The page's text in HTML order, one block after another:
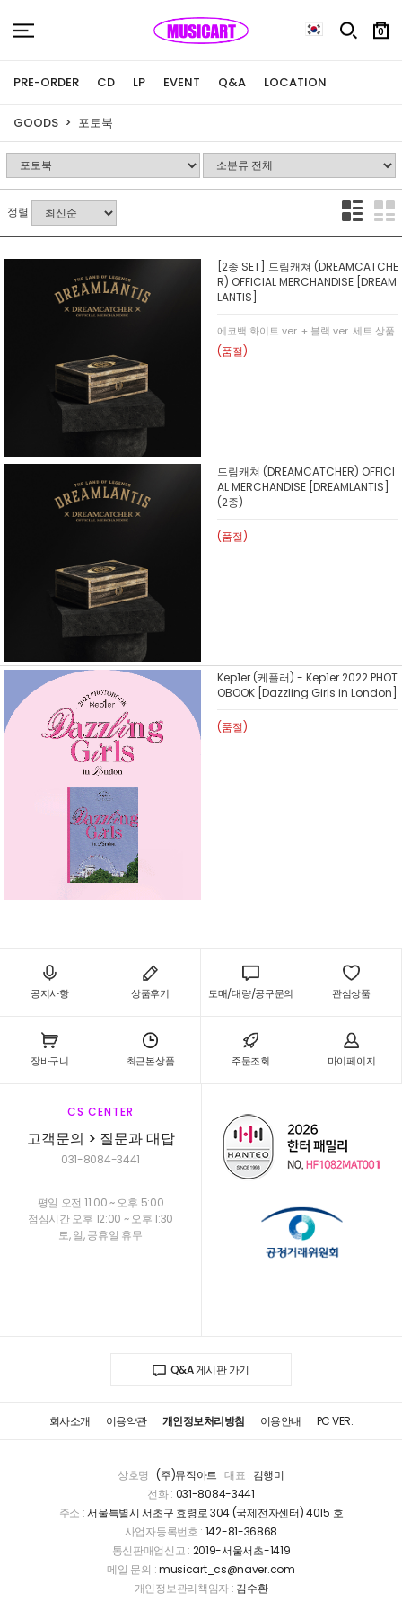
0
PRE-ORDER CD LP EVENT Q&A LOCATION
GOODS 포토북
정렬
[2종 SET] 드림캐쳐 (DREAMCATCHE
R) OFFICIAL MERCHANDISE [DREAM
LANTIS]
에코백 화이트 ver. + 블랙 ver. 세트 상품
(품절)
드림캐쳐 (DREAMCATCHER) OFFICI
AL MERCHANDISE [DREAMLANTIS]
(2종)
(품절)
Kep1er (케플러) - Kep1er 2022 PHOT
OBOOK [Dazzling Girls in London]
(품절)
공지사항 상품후기 도매/대량/공구문의 관심상품
장바구니 최근본상품 주문조회 마이페이지
CS CENTER
고객문의 > 질문과 대답
031-8084-3441
평일 오전 11:00 ~ 오후 5:00
점심시간 오후 12:00 ~ 오후 1:30
토, 일, 공휴일 휴무
Q&A 게시판 가기
회사소개 이용약관 개인정보처리방침 이용안내 PC VER.
상호명 :(주)뮤직아트 대표 : 김행미
전화 : 031-8084-3441
주소 :서울특별시 서초구 효령로 304 (국제전자센터) 4015 호
사업자등록번호 : 142-81-36868
통신판매업신고 : 2019-서울서초-1419
메일 문의 :musicart_cs@naver.com
개인정보관리책임자 : 김수환